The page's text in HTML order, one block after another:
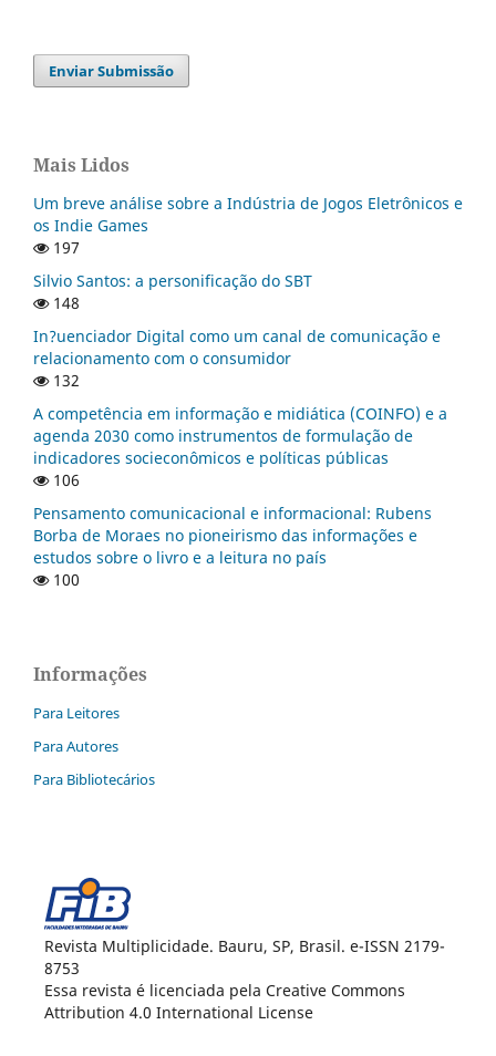
Enviar Submissão
Mais Lidos
Um breve análise sobre a Indústria de Jogos Eletrônicos e
os Indie Games
197
Silvio Santos: a personificação do SBT
148
In?uenciador Digital como um canal de comunicação e
relacionamento com o consumidor
132
A competência em informação e midiática (COINFO) e a
agenda 2030 como instrumentos de formulação de
indicadores socieconômicos e políticas públicas
106
Pensamento comunicacional e informacional: Rubens
Borba de Moraes no pioneirismo das informações e
estudos sobre o livro e a leitura no país
100
Informações
Para Leitores
Para Autores
Para Bibliotecários
Revista Multiplicidade. Bauru, SP, Brasil. e-ISSN 2179-
8753
Essa revista é licenciada pela Creative Commons
Attribution 4.0 International License